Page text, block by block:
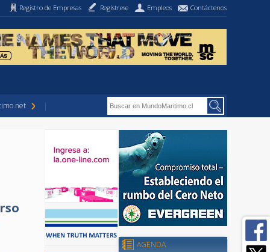
Registro de Empresas Regístrese Empleos Contáctenos
AGENDA